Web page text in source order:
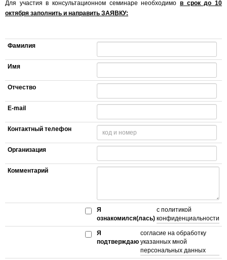
Для участия в консультационном семинаре необходимо в срок до 10
октября заполнить и направить ЗАЯВКУ:
Фамилия
Имя
Отчество
E-mail
Контактный телефон
Организация
Комментарий
Я
ознакомился(лась)
с политикой
конфиденциальности
Я
подтверждаю
согласие на обработку
указанных мной
персональных данных